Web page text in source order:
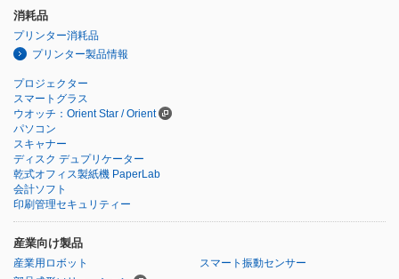
消耗品
プリンター消耗品
プリンター製品情報
プロジェクター
スマートグラス
ウオッチ：Orient Star / Orient
パソコン
スキャナー
ディスク デュプリケーター
乾式オフィス製紙機 PaperLab
会計ソフト
印刷管理セキュリティー
産業向け製品
産業用ロボット
スマート振動センサー